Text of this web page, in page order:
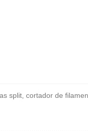
split, cortador de